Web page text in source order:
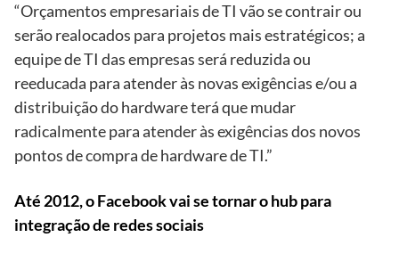
“Orçamentos empresariais de TI vão se contrair ou
serão realocados para projetos mais estratégicos; a
equipe de TI das empresas será reduzida ou
reeducada para atender às novas exigências e/ou a
distribuição do hardware terá que mudar
radicalmente para atender às exigências dos novos
pontos de compra de hardware de TI.”
Até 2012, o Facebook vai se tornar o hub para
integração de redes sociais